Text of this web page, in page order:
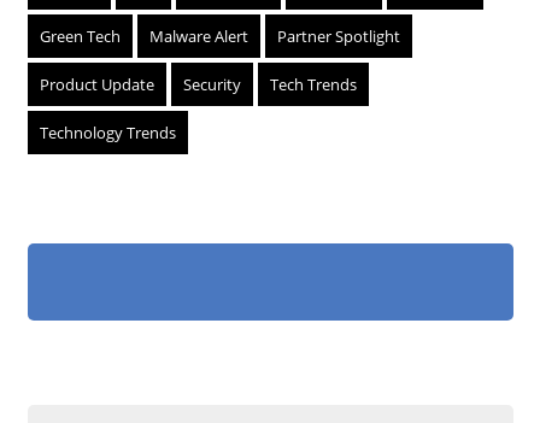
Green Tech Malware Alert Partner Spotlight
Product Update Security Tech Trends
Technology Trends